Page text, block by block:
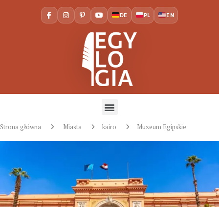
DE PL EN
Strona główna Miasta kairo Muzeum Egipskie